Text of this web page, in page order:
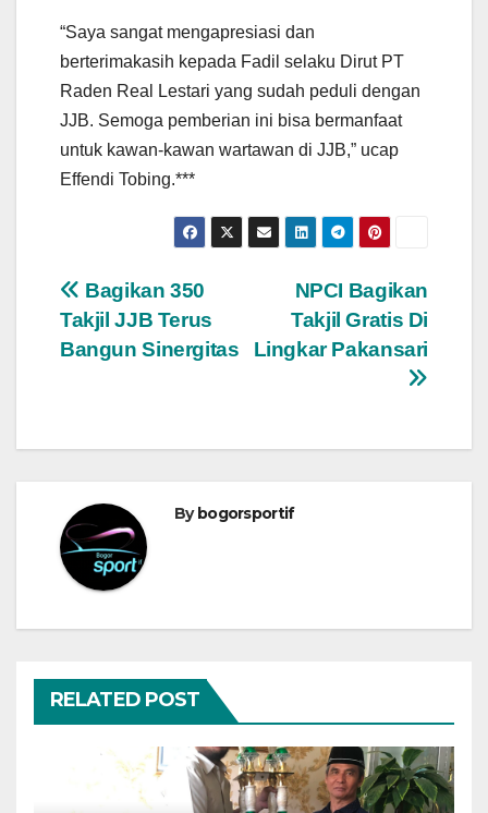
“Saya sangat mengapresiasi dan
berterimakasih kepada Fadil selaku Dirut PT
Raden Real Lestari yang sudah peduli dengan
JJB. Semoga pemberian ini bisa bermanfaat
untuk kawan-kawan wartawan di JJB,” ucap
Effendi Tobing.***
Navigasi
pos
NPCI Bagikan
Takjil Gratis Di
Lingkar Pakansari
Bagikan 350
Takjil JJB Terus
Bangun Sinergitas
Bybogorsportif
RELATED POST